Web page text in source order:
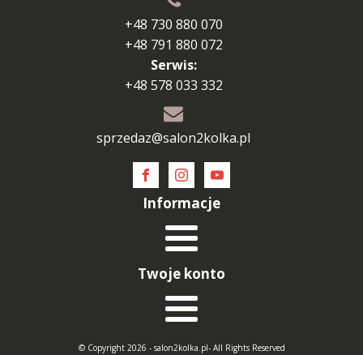
+48 730 880 070
+48 791 880 072
Serwis:
+48 578 033 332
sprzedaz@salon2kolka.pl
Informacje
Twoje konto
© Copyright 2026 - salon2kolka.pl- All Rights Reserved